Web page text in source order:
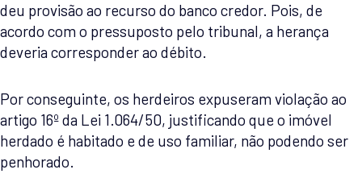
deu provisão ao recurso do banco credor. Pois, de
acordo com o pressuposto pelo tribunal, a herança
deveria corresponder ao débito.
Por conseguinte, os herdeiros expuseram violação ao
artigo 16º da Lei 1.064/50, justificando que o imóvel
herdado é habitado e de uso familiar, não podendo ser
penhorado.